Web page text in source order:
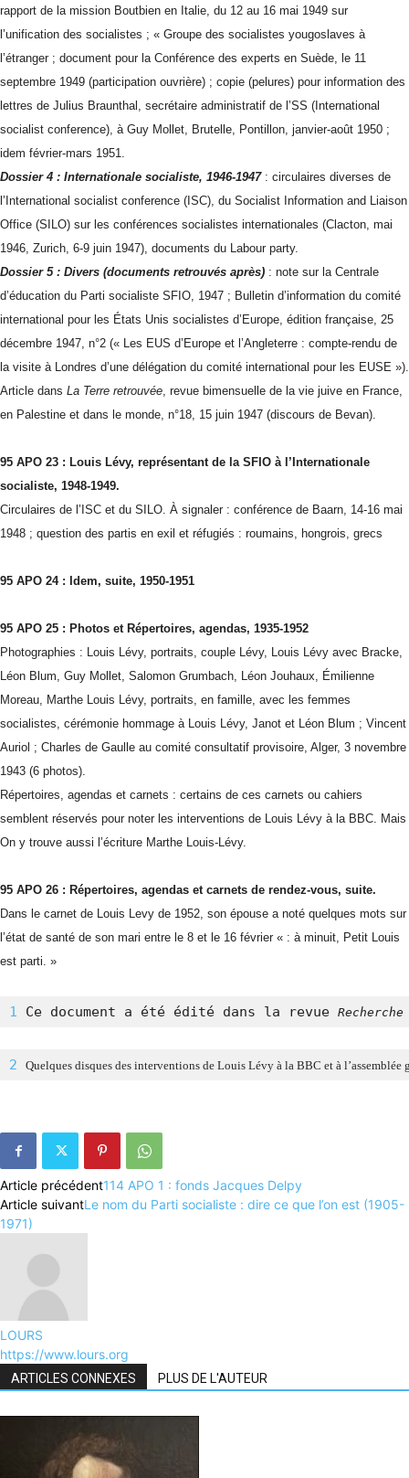
rapport de la mission Boutbien en Italie, du 12 au 16 mai 1949 sur
l’unification des socialistes ; « Groupe des socialistes yougoslaves à
l’étranger ; document pour la Conférence des experts en Suède, le 11
septembre 1949 (participation ouvrière) ; copie (pelures) pour information des
lettres de Julius Braunthal, secrétaire administratif de l’SS (International
socialist conference), à Guy Mollet, Brutelle, Pontillon, janvier-août 1950 ;
idem février-mars 1951.
Dossier 4 : Internationale socialiste, 1946-1947 : circulaires diverses de
l’International socialist conference (ISC), du Socialist Information and Liaison
Office (SILO) sur les conférences socialistes internationales (Clacton, mai
1946, Zurich, 6-9 juin 1947), documents du Labour party.
Dossier 5 : Divers (documents retrouvés après) : note sur la Centrale
d’éducation du Parti socialiste SFIO, 1947 ; Bulletin d’information du comité
international pour les États Unis socialistes d’Europe, édition française, 25
décembre 1947, n°2 (« Les EUS d’Europe et l’Angleterre : compte-rendu de
la visite à Londres d’une délégation du comité international pour les EUSE »).
Article dans La Terre retrouvée, revue bimensuelle de la vie juive en France,
en Palestine et dans le monde, n°18, 15 juin 1947 (discours de Bevan).
95 APO 23 : Louis Lévy, représentant de la SFIO à l’Internationale
socialiste, 1948-1949.
Circulaires de l’ISC et du SILO. À signaler : conférence de Baarn, 14-16 mai
1948 ; question des partis en exil et réfugiés : roumains, hongrois, grecs
95 APO 24 : Idem, suite, 1950-1951
95 APO 25 : Photos et Répertoires, agendas, 1935-1952
Photographies : Louis Lévy, portraits, couple Lévy, Louis Lévy avec Bracke,
Léon Blum, Guy Mollet, Salomon Grumbach, Léon Jouhaux, Émilienne
Moreau, Marthe Louis Lévy, portraits, en famille, avec les femmes
socialistes, cérémonie hommage à Louis Lévy, Janot et Léon Blum ; Vincent
Auriol ; Charles de Gaulle au comité consultatif provisoire, Alger, 3 novembre
1943 (6 photos).
Répertoires, agendas et carnets : certains de ces carnets ou cahiers
semblent réservés pour noter les interventions de Louis Lévy à la BBC. Mais
On y trouve aussi l’écriture Marthe Louis-Lévy.
95 APO 26 : Répertoires, agendas et carnets de rendez-vous, suite.
Dans le carnet de Louis Levy de 1952, son épouse a noté quelques mots sur
l’état de santé de son mari entre le 8 et le 16 février « : à minuit, Petit Louis
est parti. »
1 Ce document a été édité dans la revue Recherche
2 Quelques disques des interventions de Louis Lévy à la BBC et à
Article précédent114 APO 1 : fonds Jacques Delpy
Article suivantLe nom du Parti socialiste : dire ce que l’on est (1905-
1971)
LOURS
https://www.lours.org
ARTICLES CONNEXES PLUS DE L'AUTEUR